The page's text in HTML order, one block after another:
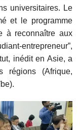
universitaires. Le
et le programme
à reconnaître aux
entrepreneur”,
inédit en Asie, a
régions (Afrique,